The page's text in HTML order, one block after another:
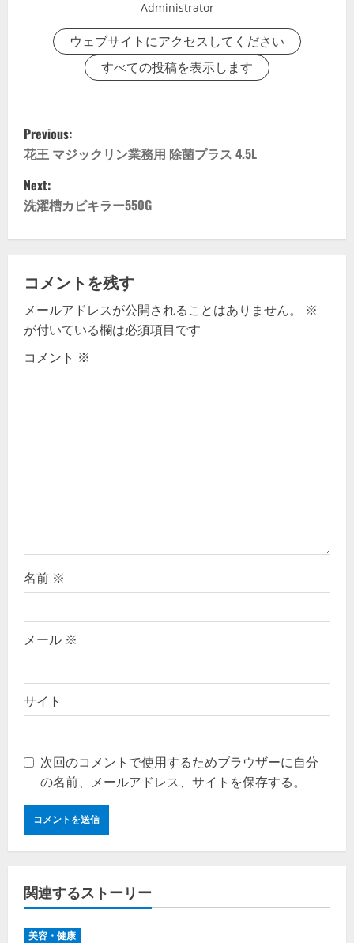
Administrator
ウェブサイトにアクセスしてください
すべての投稿を表示します
P
o
s
a
v
i
n
Previous:
花王 マジックリン業務用 除菌プラス 4.5L
Next:
洗濯槽カビキラー550G
コメントを残す
メールアドレスが公開されることはありません。
※
が付いている欄は必須項目です
コメント ※
名前 ※
メール ※
サイト
次回のコメントで使用するためブラウザーに自分
の名前、メールアドレス、サイトを保存する。
関連するストーリー
美容・健康